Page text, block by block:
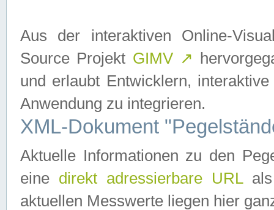
Aus der interaktiven Online-
Source Projekt GIMV ↗
und erlaubt Entwicklern,
Anwendung zu integrieren.
XML-Dokument
Aktuelle Informationen zu den
eine direkt adressierbare URLals
aktuellen Messwerte liegen hier